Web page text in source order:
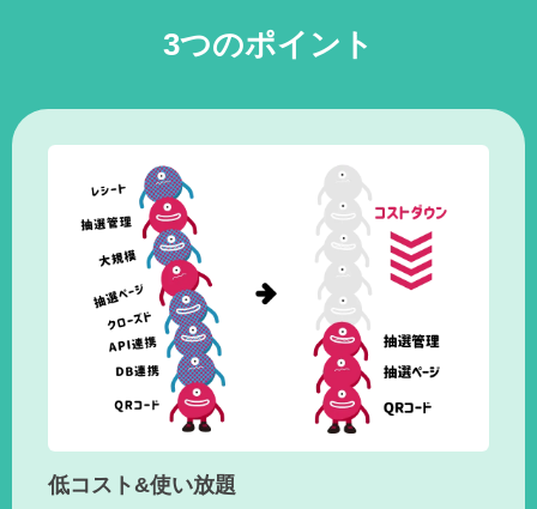
3つのポイント
低コスト&使い放題